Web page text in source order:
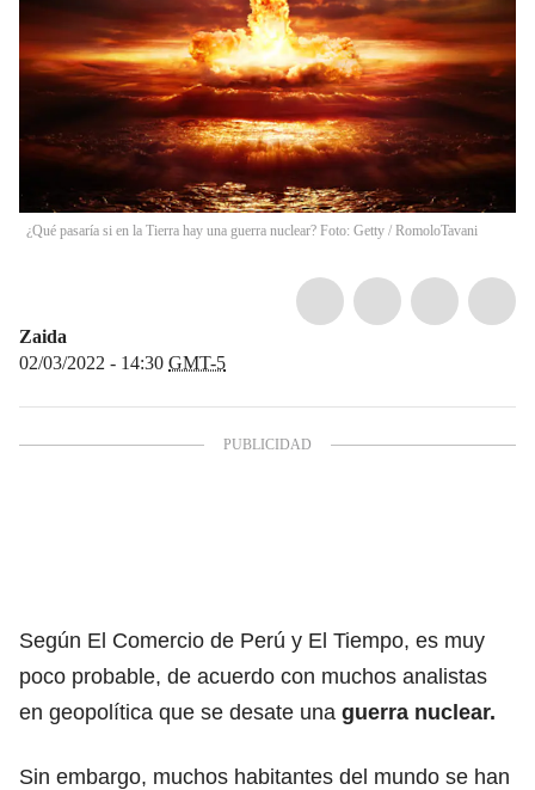
¿Qué pasaría si en la Tierra hay una guerra nuclear? Foto: Getty / RomoloTavani
Zaida
02/03/2022 - 14:30 GMT-5
Según El Comercio de Perú y El Tiempo, es muy
poco probable, de acuerdo con muchos analistas
en geopolítica que se desate una guerra nuclear.
Sin embargo, muchos habitantes del mundo se han